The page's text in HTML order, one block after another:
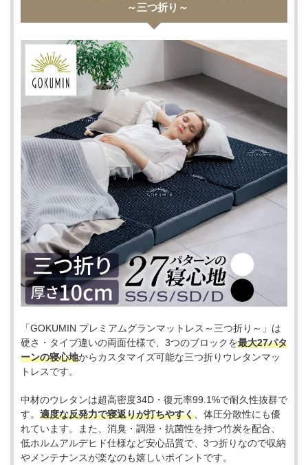
～三つ折り～
「GOKUMIN プレミアムグランマットレス～三つ折り～」は
硬さ・タイプ違いの両面仕様で、3つのブロックを最大27パタ
ーンの寝心地からカスタマイズ可能な三つ折りウレタンマッ
トレスです。
中材のウレタンは超高密度34D・復元率99.1%で耐久性抜群で
す。 適度な反発力で寝返りが打ちやすく 、体圧分散性にも優
れています。また、消臭・調湿・抗菌性を持つ竹炭を配合、
低ホルムアルデヒド仕様など安心品質で、3つ折りなので収納
やメンテナンスが楽なのも嬉しいポイントです。